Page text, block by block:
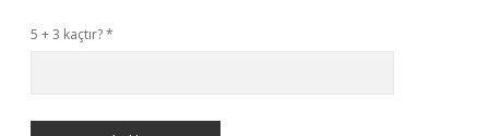
5 + 3 kaçtır?*